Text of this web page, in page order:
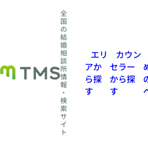
全
国
の
結
婚
相
談
所
情
報
・
検
索
サ
イ
ト
エリ
アか
ら探
す
カウン
セラー
から探
す